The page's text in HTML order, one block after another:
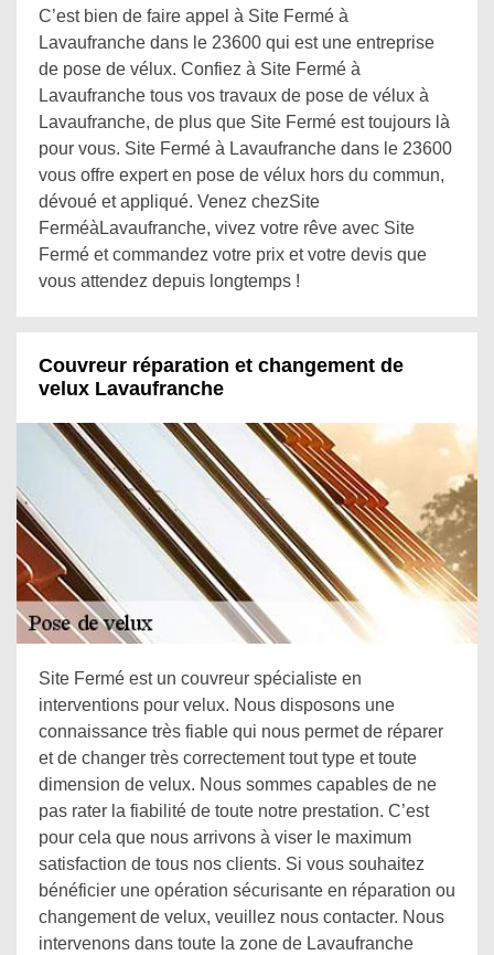
C’est bien de faire appel à Site Fermé à
Lavaufranche dans le 23600 qui est une entreprise
de pose de vélux. Confiez à Site Fermé à
Lavaufranche tous vos travaux de pose de vélux à
Lavaufranche, de plus que Site Fermé est toujours là
pour vous. Site Fermé à Lavaufranche dans le 23600
vous offre expert en pose de vélux hors du commun,
dévoué et appliqué. Venez chezSite
FerméàLavaufranche, vivez votre rêve avec Site
Fermé et commandez votre prix et votre devis que
vous attendez depuis longtemps !
Couvreur réparation et changement de
velux Lavaufranche
Site Fermé est un couvreur spécialiste en
interventions pour velux. Nous disposons une
connaissance très fiable qui nous permet de réparer
et de changer très correctement tout type et toute
dimension de velux. Nous sommes capables de ne
pas rater la fiabilité de toute notre prestation. C’est
pour cela que nous arrivons à viser le maximum
satisfaction de tous nos clients. Si vous souhaitez
bénéficier une opération sécurisante en réparation ou
changement de velux, veuillez nous contacter. Nous
intervenons dans toute la zone de Lavaufranche